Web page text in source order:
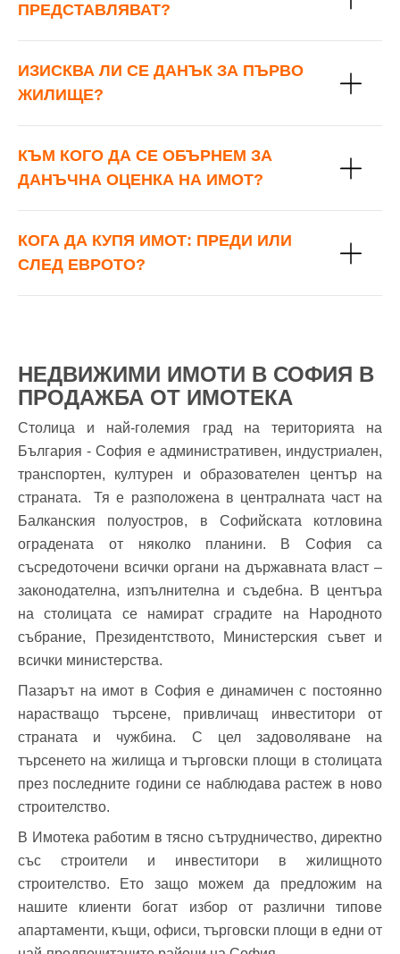
ПРЕДСТАВЛЯВАТ?
ИЗИСКВА ЛИ СЕ ДАНЪК ЗА ПЪРВО
ЖИЛИЩЕ?
КЪМ КОГО ДА СЕ ОБЪРНЕМ ЗА
ДАНЪЧНА ОЦЕНКА НА ИМОТ?
КОГА ДА КУПЯ ИМОТ: ПРЕДИ ИЛИ
СЛЕД ЕВРОТО?
НЕДВИЖИМИ ИМОТИ В СОФИЯ В
ПРОДАЖБА ОТ ИМОТЕКА
Столица и най-големия град на територията на
България - София е административен, индустриален,
транспортен, културен и образователен център на
страната. Тя е разположена в централната част на
Балканския полуостров, в Софийската котловина
оградената от няколко планини. В София са
съсредоточени всички органи на държавната власт –
законодателна, изпълнителна и съдебна. В центъра
на столицата се намират сградите на Народното
събрание, Президентството, Министерския съвет и
всички министерства.
Пазарът на имот в София е динамичен с постоянно
нарастващо търсене, привличащ инвеститори от
страната и чужбина. С цел задоволяване на
търсенето на жилища и търговски площи в столицата
през последните години се наблюдава растеж в ново
строителство.
В Имотека работим в тясно сътрудничество, директно
със строители и инвеститори в жилищното
строителство. Ето защо можем да предложим на
нашите клиенти богат избор от различни типове
апартаменти, къщи, офиси, търговски площи в едни от